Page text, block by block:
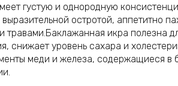
густую и однородную
остротой, аппетитно
травами.Баклажанная икра полезна
снижает уровень сахара и
меди и железа, содержащиеся в